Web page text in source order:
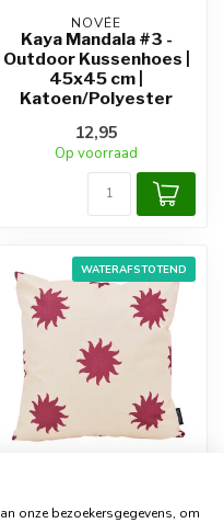
NOVÉE
Kaya Mandala #3 -
Outdoor Kussenhoes |
45x45 cm |
Katoen/Polyester
12,95
Op voorraad
WATERAFSTOTEND
Kussenhoes | 45x45
onze bezoekersgegevens, om